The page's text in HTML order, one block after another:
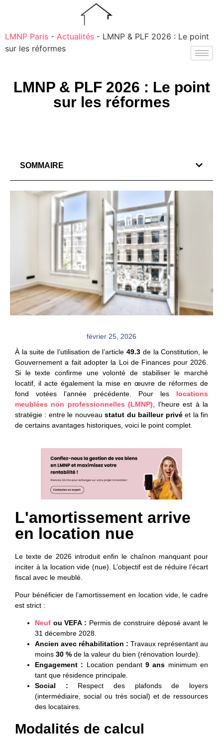
LMNP Paris - Actualités - LMNP & PLF 2026 : Le point
sur les réformes
LMNP & PLF 2026 : Le point
sur les réformes
SOMMAIRE
février 25, 2026
À la suite de l’utilisation de l’article49.3 de la Constitution, le
Gouvernement a fait adopter la Loi de Finances pour 2026.
Si le texte confirme une volonté de stabiliser le marché
locatif, il acte également la mise en œuvre de réformes de
fond votées l’année précédente. Pour les locations
meublées non professionnelles (LMNP), l’heure est à la
stratégie : entre le nouveaustatut du bailleur privéet la fin
de certains avantages historiques, voici le point complet.
L'amortissement arrive
en location nue
Le texte de 2026 introduit enfin le chaînon manquant pour
inciter à la location vide (nue). L’objectif est de réduire l’écart
fiscal avec le meublé.
Pour bénéficier de l’amortissement en location vide, le cadre
est strict :
Neuf ou VEFA : Permis de construire déposé avant le
31 décembre 2028.
Ancien avec réhabilitation : Travaux représentant au
moins 30 % de la valeur du bien (rénovation lourde).
Engagement : Location pendant9 ans minimum en
tant que résidence principale.
Social : Respect des plafonds de loyers
(intermédiaire, social ou très social) et de ressources
des locataires.
Modalités de calcul